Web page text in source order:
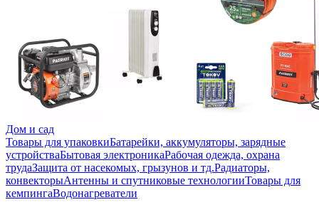
Дом и сад
Товары для упаковкиБатарейки, аккумуляторы, зарядные
устройстваБытовая электроникаРабочая одежда, охрана
трудаЗащита от насекомых, грызунов и тд.Радиаторы,
конвекторыАнтенны и спутниковые технологииТовары для
кемпингаВодонагреватели